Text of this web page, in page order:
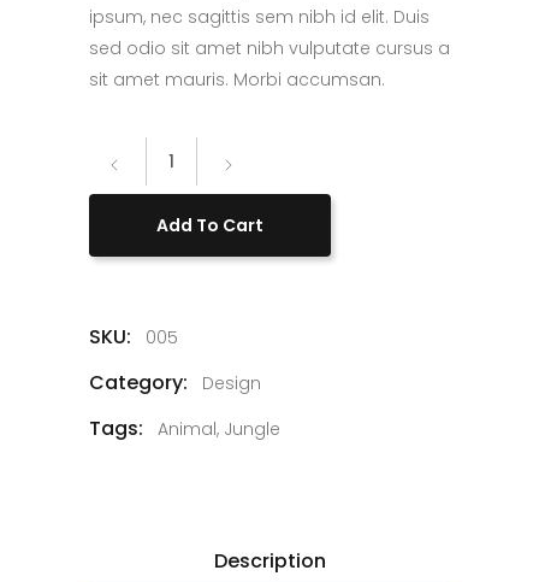
ipsum, nec sagittis sem nibh id elit. Duis
sed odio sit amet nibh vulputate cursus a
sit amet mauris. Morbi accumsan.
quantity
Add To Cart
SKU: 005
Category: Design
Tags: Animal, Jungle
Description